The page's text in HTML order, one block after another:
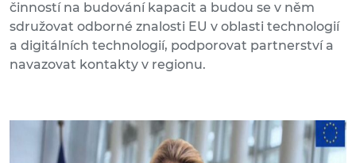
činností na budování kapacit a budou se v něm
sdružovat odborné znalosti EU v oblasti technologií
a digitálních technologií, podporovat partnerství a
navazovat kontakty v regionu.